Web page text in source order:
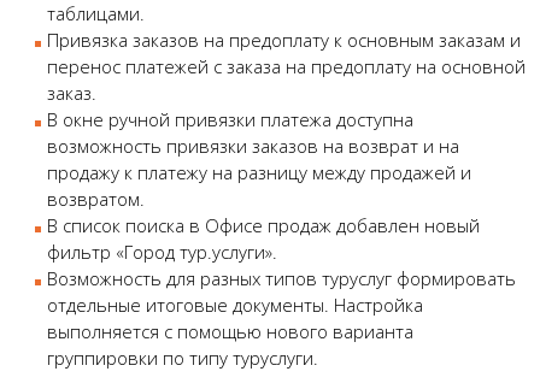
таблицами.
Привязка заказов на предоплату к основным заказам и
перенос платежей с заказа на предоплату на основной
заказ.
В окне ручной привязки платежа доступна
возможность привязки заказов на возврат и на
продажу к платежу на разницу между продажей и
возвратом.
В список поиска в Офисе продаж добавлен новый
фильтр «Город тур.услуги».
Возможность для разных типов туруслуг формировать
отдельные итоговые документы. Настройка
выполняется с помощью нового варианта
группировки по типу туруслуги.